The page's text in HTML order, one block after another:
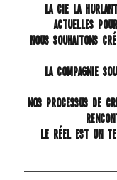
La Cie La
actuelles
Nous souhaitons
La compagnie
Nos processus de
Le réel est un